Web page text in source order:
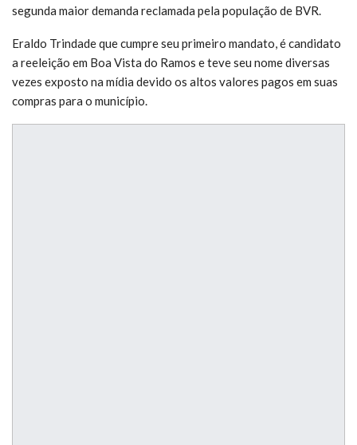
segunda maior demanda reclamada pela população de BVR.
Eraldo Trindade que cumpre seu primeiro mandato, é candidato
a reeleição em Boa Vista do Ramos e teve seu nome diversas
vezes exposto na mídia devido os altos valores pagos em suas
compras para o município.